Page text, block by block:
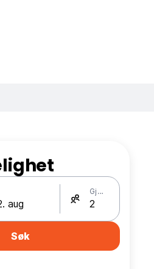
Gjester
Søk